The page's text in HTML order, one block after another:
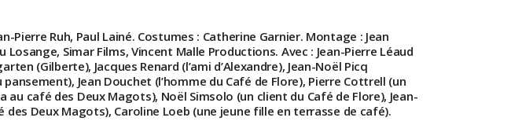
Pierre Ruh, Paul Lainé. Costumes : Catherine Garnier. Montage : Jean
Simar Films, Vincent Malle Productions. Avec : Jean-Pierre Léaud
(Gilberte), Jacques Renard (l’ami d’Alexandre), Jean-Noël Picq
Jean Douchet (l’homme du Café de Flore), Pierre Cottrell (un
café des Deux Magots), Noël Simsolo (un client du Café de Flore), Jean-
Deux Magots), Caroline Loeb (une jeune fille en terrasse de café).